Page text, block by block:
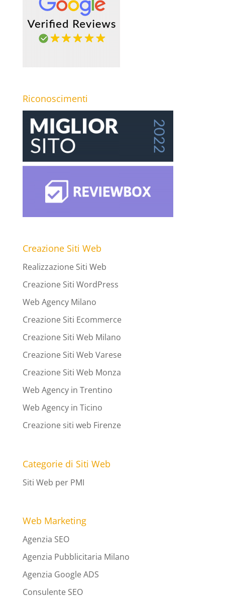
Riconoscimenti
Creazione Siti Web
Realizzazione Siti Web
Creazione Siti WordPress
Web Agency Milano
Creazione Siti Ecommerce
Creazione Siti Web Milano
Creazione Siti Web Varese
Creazione Siti Web Monza
Web Agency in Trentino
Web Agency in Ticino
Creazione siti web Firenze
Categorie di Siti Web
Siti Web per PMI
Web Marketing
Agenzia SEO
Agenzia Pubblicitaria Milano
Agenzia Google ADS
Consulente SEO